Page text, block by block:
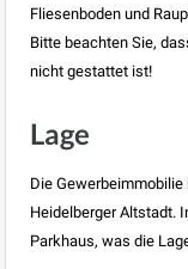
Fliesenboden und
Bitte beachten Sie,
nicht gestattet ist!
Lage
Die
Heidelberger Altstadt.
Parkhaus, was die